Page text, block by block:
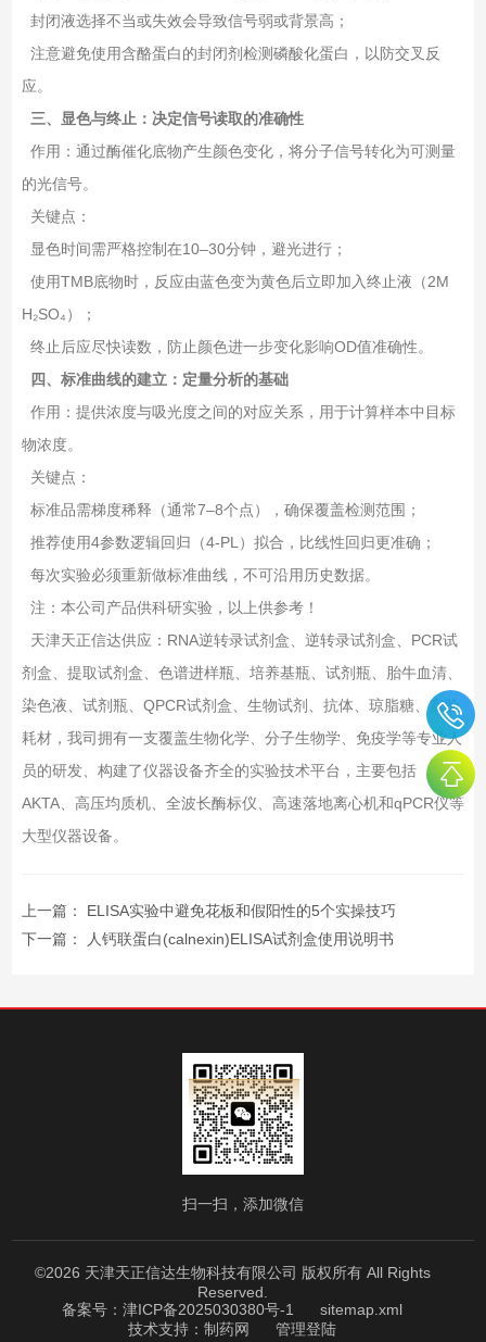
封闭液选择不当或失效会导致‌信号弱或背景高‌；
注意避免使用含酪蛋白的封闭剂检测磷酸化蛋白，以防交叉反
应。
三、显色与终止：决定信号读取的准确性
‌作用‌：通过酶催化底物产生颜色变化，将分子信号转化为可测量
的光信号。
‌关键点‌：
显色时间需严格控制在‌10–30分钟‌，避光进行；
使用TMB底物时，反应由蓝色变为黄色后立即加入终止液（2M
H₂SO₄）；
终止后应尽快读数，防止颜色进一步变化影响OD值准确性。
四、标准曲线的建立：定量分析的基础
‌作用‌：提供浓度与吸光度之间的对应关系，用于计算样本中目标
物浓度。
‌关键点‌：
标准品需梯度稀释（通常7–8个点），确保覆盖检测范围；
推荐使用‌4参数逻辑回归（4-PL）拟合‌，比线性回归更准确；
每次实验必须重新做标准曲线，不可沿用历史数据。
注：本公司产品供科研实验，以上供参考！
天津天正信达供应：RNA逆转录试剂盒、逆转录试剂盒、PCR试
剂盒、提取试剂盒、色谱进样瓶、培养基瓶、试剂瓶、胎牛血清、
染色液、试剂瓶、QPCR试剂盒、生物试剂、抗体、琼脂糖、实验
耗材，我司拥有一支覆盖生物化学、分子生物学、免疫学等专业人
员的研发、构建了仪器设备齐全的实验技术平台，主要包括
AKTA、高压均质机、全波长酶标仪、高速落地离心机和qPCR仪等
大型仪器设备。
上一篇： ELISA实验中避免花板和假阳性的5个实操技巧
下一篇：
人钙联蛋白(calnexin)ELISA试剂盒使用说明书
扫一扫，添加微信
©2026 天津天正信达生物科技有限公司 版权所有 All Rights
Reserved.
备案号：津ICP备2025030380号-1
sitemap.xml
技术支持： 制药网 管理登陆